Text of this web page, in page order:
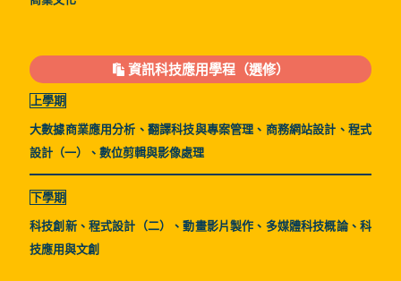
資訊科技應用學程（選修）
上學期
大數據商業應用分析、翻譯科技與專案管理、商務網站設計、程式
設計（一）、數位剪輯與影像處理
下學期
科技創新、程式設計（二）、動畫影片製作、多媒體科技概論、科
技應用與文創